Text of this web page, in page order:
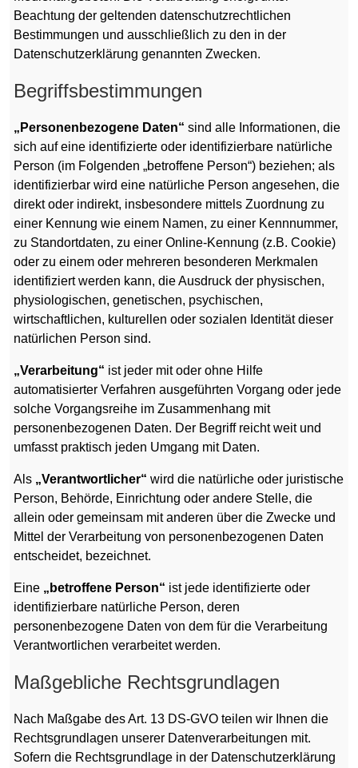
Beachtung der geltenden datenschutzrechtlichen
Bestimmungen und ausschließlich zu den in der
Datenschutzerklärung genannten Zwecken.
Begriffsbestimmungen
„Personenbezogene Daten“ sind alle Informationen, die
sich auf eine identifizierte oder identifizierbare natürliche
Person (im Folgenden „betroffene Person“) beziehen; als
identifizierbar wird eine natürliche Person angesehen, die
direkt oder indirekt, insbesondere mittels Zuordnung zu
einer Kennung wie einem Namen, zu einer Kennnummer,
zu Standortdaten, zu einer Online-Kennung (z.B. Cookie)
oder zu einem oder mehreren besonderen Merkmalen
identifiziert werden kann, die Ausdruck der physischen,
physiologischen, genetischen, psychischen,
wirtschaftlichen, kulturellen oder sozialen Identität dieser
natürlichen Person sind.
„Verarbeitung“ ist jeder mit oder ohne Hilfe
automatisierter Verfahren ausgeführten Vorgang oder jede
solche Vorgangsreihe im Zusammenhang mit
personenbezogenen Daten. Der Begriff reicht weit und
umfasst praktisch jeden Umgang mit Daten.
Als „Verantwortlicher“ wird die natürliche oder juristische
Person, Behörde, Einrichtung oder andere Stelle, die
allein oder gemeinsam mit anderen über die Zwecke und
Mittel der Verarbeitung von personenbezogenen Daten
entscheidet, bezeichnet.
Eine „betroffene Person“ ist jede identifizierte oder
identifizierbare natürliche Person, deren
personenbezogene Daten von dem für die Verarbeitung
Verantwortlichen verarbeitet werden.
Maßgebliche Rechtsgrundlagen
Nach Maßgabe des Art. 13 DS-GVO teilen wir Ihnen die
Rechtsgrundlagen unserer Datenverarbeitungen mit.
Sofern die Rechtsgrundlage in der Datenschutzerklärung